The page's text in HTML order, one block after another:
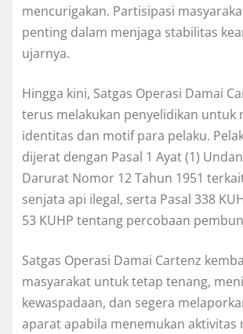
mencurigakan. Partisipasi
penting dalam menjaga stabilitas
ujarnya.
Hingga kini, Satgas Operasi Damai
terus melakukan penyelidikan untuk
identitas dan motif para pelaku.
dijerat dengan Pasal 1 Ayat (1)
Darurat Nomor 12 Tahun 1951
senjata api ilegal, serta Pasal 338
53 KUHP tentang percobaan
Satgas Operasi Damai Cartenz
masyarakat untuk tetap tenang,
kewaspadaan, dan segera
aparat apabila menemukan aktivitas